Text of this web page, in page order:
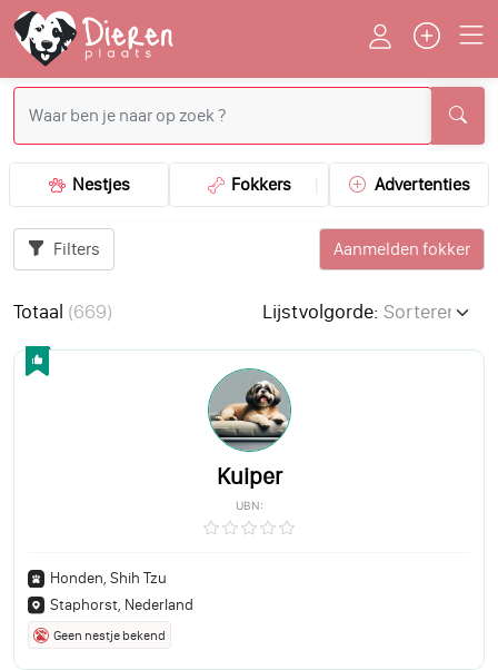
Nestjes Fokkers Advertenties
Filters Aanmelden fokker
Totaal (669) Lijstvolgorde:
Kuiper
UBN:
Honden, Shih Tzu
Staphorst, Nederland
Geen nestje bekend